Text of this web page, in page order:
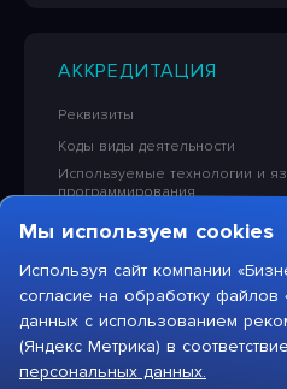
АККРЕДИТАЦИЯ
Реквизиты
Коды виды деятельности
Используемые технологии и
программирования
Сведения об исключительных
«БизнесАвтоматика»
Тарифы на услуги компании
Мы используем cookies
Используя сайт компании
согласие на обработку
данных с использованием
(Яндекс Метрика) в
персональных данных.